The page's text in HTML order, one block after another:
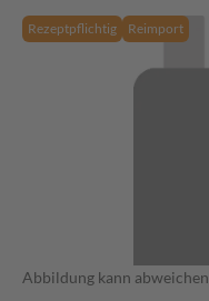
Rezeptpflichtig Reimport
Abbildung kann abweichen